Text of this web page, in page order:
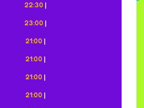
22:30 |
23:00 |
21:00 |
21:00 |
21:00 |
21:00 |